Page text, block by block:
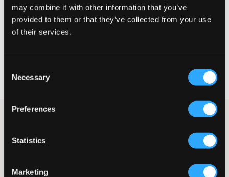
may combine it with other information that you’ve
provided to them or that they’ve collected from your use
of their services.
Selection
Necessary
Preferences
Statistics
Marketing
MAATTABEL
KIES EEN MAAT
Gratis verzending vanaf €69
Trui van Adidas Originals met groot bedrukt logo aan de
jeans en sneakers.
Adidas Originals kinderkleding is klassiek, met geweldige
verdienen alleen het beste!